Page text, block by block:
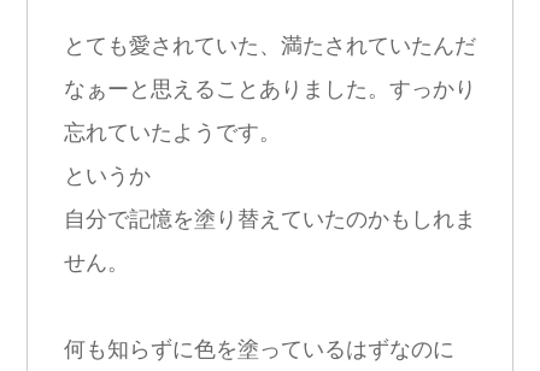
とても愛されていた、満たされていたんだ
なぁーと思えることありました。すっかり
忘れていたようです。
というか
自分で記憶を塗り替えていたのかもしれま
せん。
何も知らずに色を塗っているはずなのに